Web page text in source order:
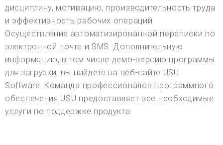
дисциплину, мотивацию, производительность труда
и эффективность рабочих операций.
Осуществление автоматизированной переписки по
электронной почте и SMS. Дополнительную
информацию, в том числе демо-версию программы
для загрузки, вы найдете на веб-сайте USU
Software. Команда профессионалов программного
обеспечения USU предоставляет все необходимые
услуги по поддержке продукта.